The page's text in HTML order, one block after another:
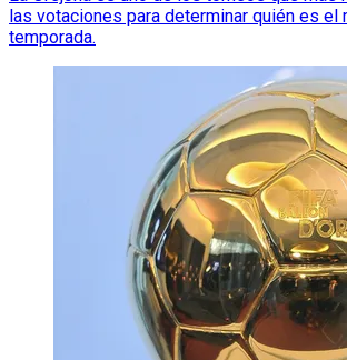
las votaciones para determinar quién es el
temporada.